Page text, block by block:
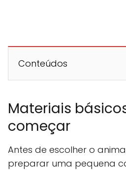
Conteúdos
Materiais
começar
Antes de escolher o
preparar uma pequena